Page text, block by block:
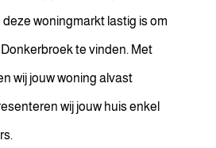
woningmarkt lastig is om
te vinden. Met
wij jouw woning alvast
wij jouw huis enkel